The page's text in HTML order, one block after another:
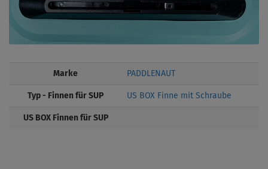
Marke PADDLENAUT
Typ - Finnen für SUP US BOX Finne mit Schraube
US BOX Finnen für SUP